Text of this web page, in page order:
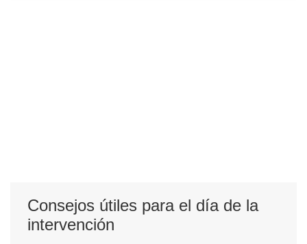
Consejos útiles para el día de la
intervención